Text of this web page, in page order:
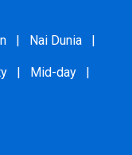
| Nai Dunia |
| Mid-day |